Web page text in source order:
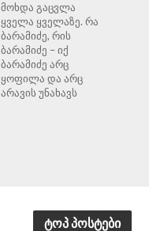
მოხდა გაცვლა
ყველა ყველაზე. რა
ბარამიძე, რის
ბარამიძე – იქ
ბარამიძე არც
ყოფილა და არც
არავის უნახავს
ტოპ პოსტები